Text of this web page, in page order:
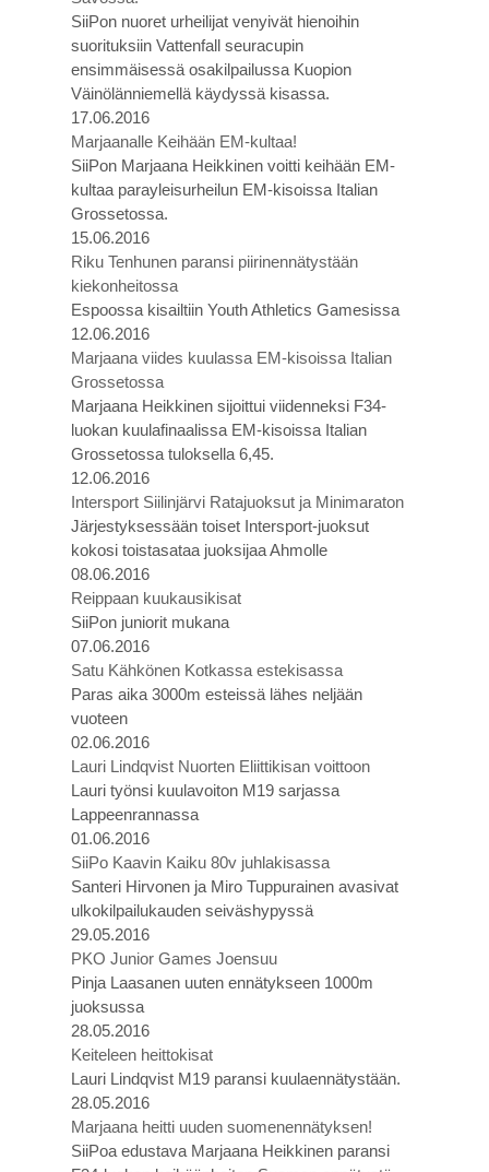
SiiPon nuoret urheilijat venyivät hienoihin
suorituksiin Vattenfall seuracupin
ensimmäisessä osakilpailussa Kuopion
Väinölänniemellä käydyssä kisassa.
17.06.2016
Marjaanalle Keihään EM-kultaa!
SiiPon Marjaana Heikkinen voitti keihään EM-
kultaa parayleisurheilun EM-kisoissa Italian
Grossetossa.
15.06.2016
Riku Tenhunen paransi piirinennätystään
kiekonheitossa
Espoossa kisailtiin Youth Athletics Gamesissa
12.06.2016
Marjaana viides kuulassa EM-kisoissa Italian
Grossetossa
Marjaana Heikkinen sijoittui viidenneksi F34-
luokan kuulafinaalissa EM-kisoissa Italian
Grossetossa tuloksella 6,45.
12.06.2016
Intersport Siilinjärvi Ratajuoksut ja Minimaraton
Järjestyksessään toiset Intersport-juoksut
kokosi toistasataa juoksijaa Ahmolle
08.06.2016
Reippaan kuukausikisat
SiiPon juniorit mukana
07.06.2016
Satu Kähkönen Kotkassa estekisassa
Paras aika 3000m esteissä lähes neljään
vuoteen
02.06.2016
Lauri Lindqvist Nuorten Eliittikisan voittoon
Lauri työnsi kuulavoiton M19 sarjassa
Lappeenrannassa
01.06.2016
SiiPo Kaavin Kaiku 80v juhlakisassa
Santeri Hirvonen ja Miro Tuppurainen avasivat
ulkokilpailukauden seiväshypyssä
29.05.2016
PKO Junior Games Joensuu
Pinja Laasanen uuten ennätykseen 1000m
juoksussa
28.05.2016
Keiteleen heittokisat
Lauri Lindqvist M19 paransi kuulaennätystään.
28.05.2016
Marjaana heitti uuden suomenennätyksen!
SiiPoa edustava Marjaana Heikkinen paransi